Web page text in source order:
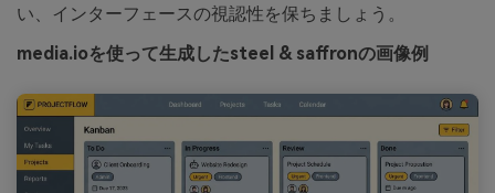
い、インターフェースの視認性を保ちましょう。
media.ioを使って生成したsteel & saffronの画像例